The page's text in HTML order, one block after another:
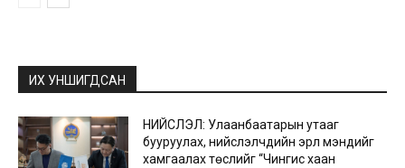
ИХ УНШИГДСАН
НИЙСЛЭЛ: Улаанбаатарын утааг
бууруулах, нийслэлчүүдийн эрүүл мэндийг
хамгаалах төслийг “Чингис хаан